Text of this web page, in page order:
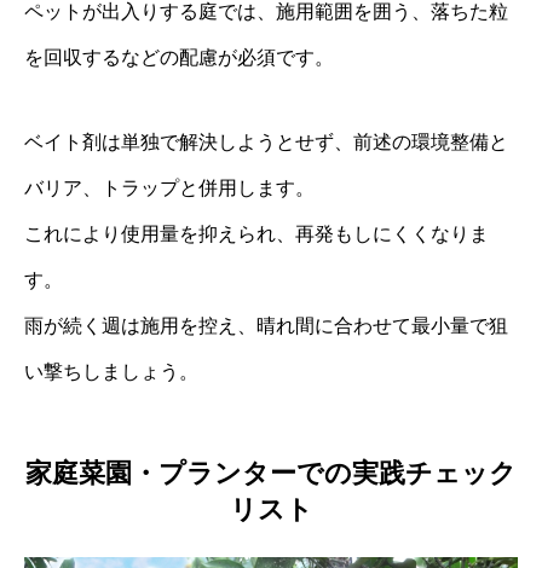
ペットが出入りする庭では、施用範囲を囲う、落ちた粒
を回収するなどの配慮が必須です。
ベイト剤は単独で解決しようとせず、前述の環境整備と
バリア、トラップと併用します。
これにより使用量を抑えられ、再発もしにくくなりま
す。
雨が続く週は施用を控え、晴れ間に合わせて最小量で狙
い撃ちしましょう。
家庭菜園・プランターでの実践チェック
リスト